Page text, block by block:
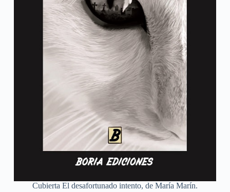
Cubierta El desafortunado intento, de María Marín.